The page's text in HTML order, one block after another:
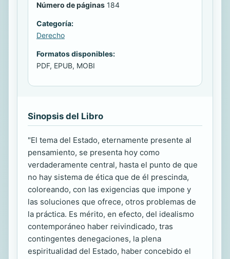
Número de páginas 184
Categoría:
Derecho
Formatos disponibles:
PDF, EPUB, MOBI
Sinopsis del Libro
"El tema del Estado, eternamente presente al
pensamiento, se presenta hoy como
verdaderamente central, hasta el punto de que
no hay sistema de ética que de él prescinda,
coloreando, con las exigencias que impone y
las soluciones que ofrece, otros problemas de
la práctica. Es mérito, en efecto, del idealismo
contemporáneo haber reivindicado, tras
contingentes denegaciones, la plena
espiritualidad del Estado, haber concebido el